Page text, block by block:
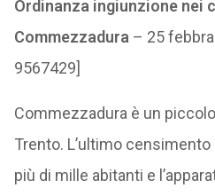
Ordinanza ingiunzione nei
Commezzadura – 25
9567429]
Commezzadura è un
Trento. L’ultimo
più di mille abitanti e